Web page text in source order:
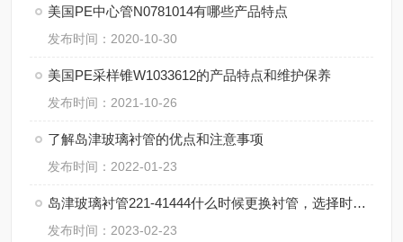
美国PE中心管N0781014有哪些产品特点
发布时间：2020-10-30
美国PE采样锥W1033612的产品特点和维护保养
发布时间：2021-10-26
了解岛津玻璃衬管的优点和注意事项
发布时间：2022-01-23
岛津玻璃衬管221-41444什么时候更换衬管，选择时应考虑什么因素
发布时间：2023-02-23